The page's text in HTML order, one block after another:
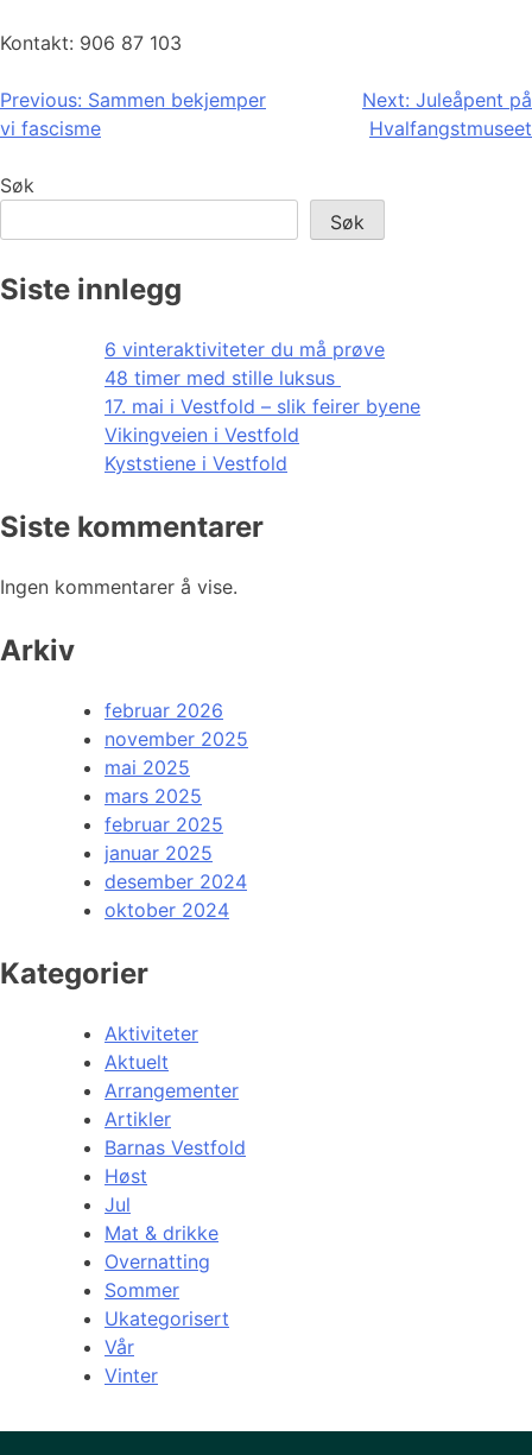
Kontakt: 906 87 103
Innleggsnavigasjon
Previous: Sammen bekjemper
vi fascisme
Next: Juleåpent på
Hvalfangstmuseet
Søk
Søk
Siste innlegg
6 vinteraktiviteter du må prøve
48 timer med stille luksus
17. mai i Vestfold – slik feirer byene
Vikingveien i Vestfold
Kyststiene i Vestfold
Siste kommentarer
Ingen kommentarer å vise.
Arkiv
februar 2026
november 2025
mai 2025
mars 2025
februar 2025
januar 2025
desember 2024
oktober 2024
Kategorier
Aktiviteter
Aktuelt
Arrangementer
Artikler
Barnas Vestfold
Høst
Jul
Mat & drikke
Overnatting
Sommer
Ukategorisert
Vår
Vinter